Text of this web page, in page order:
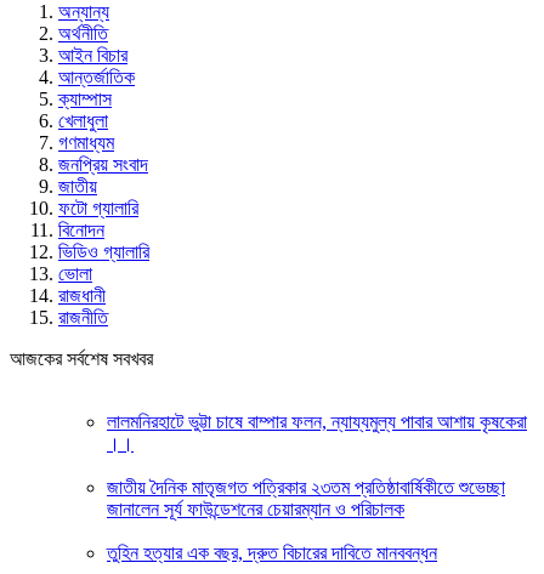
অন্যান্য
অর্থনীতি
আইন বিচার
আন্তর্জাতিক
ক্যাম্পাস
খেলাধুলা
গণমাধ্যম
জনপ্রিয় সংবাদ
জাতীয়
ফটো গ্যালারি
বিনোদন
ভিডিও গ্যালারি
ভোলা
রাজধানী
রাজনীতি
আজকের সর্বশেষ সবখবর
লালমনিরহাটে ভুট্টা চাষে বাম্পার ফলন, ন্যায্যমুল্য পাবার আশায় কৃষকেরা
।।
জাতীয় দৈনিক মাতৃজগত পত্রিকার ২৩তম প্রতিষ্ঠাবার্ষিকীতে শুভেচ্ছা
জানালেন সূর্য ফাউন্ডেশনের চেয়ারম্যান ও পরিচালক
তুহিন হত্যার এক বছর, দ্রুত বিচারের দাবিতে মানববন্ধন